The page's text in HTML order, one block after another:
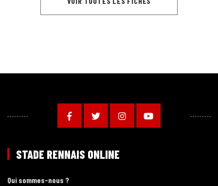
STADE RENNAIS ONLINE
Qui sommes-nous ?